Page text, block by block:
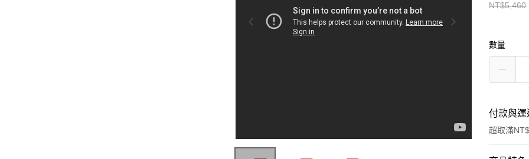
NT$5,460
數量
付款與
超取滿